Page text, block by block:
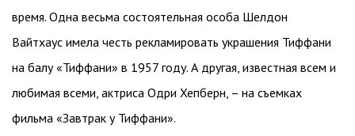
время. Одна весьма состоятельная особа Шелдон
Вайтхаус имела честь рекламировать украшения Тиффани
на балу «Тиффани» в 1957 году. А другая, известная всем и
любимая всеми, актриса Одри Хепберн, – на съемках
фильма «Завтрак у Тиффани».